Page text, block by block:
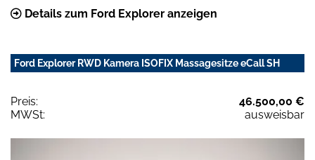
Details zum Ford Explorer anzeigen
Ford Explorer RWD Kamera ISOFIX Massagesitze eCall SH
Preis:
46.500,00 €
MWSt:
ausweisbar